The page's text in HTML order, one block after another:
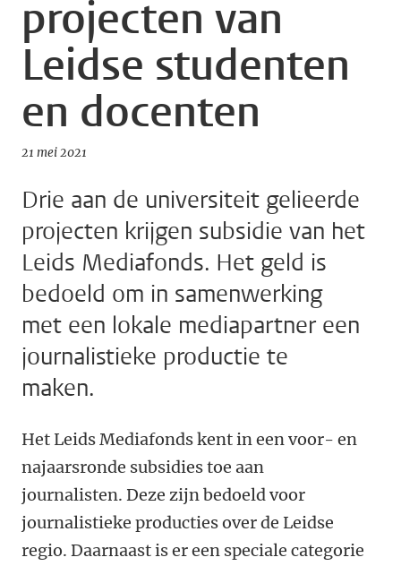
projecten van
Leidse studenten
en docenten
21 mei 2021
Drie aan de universiteit gelieerde
projecten krijgen subsidie van het
Leids Mediafonds. Het geld is
bedoeld om in samenwerking
met een lokale mediapartner een
journalistieke productie te
maken.
Het Leids Mediafonds kent in een voor- en
najaarsronde subsidies toe aan
journalisten. Deze zijn bedoeld voor
journalistieke producties over de Leidse
regio. Daarnaast is er een speciale categorie